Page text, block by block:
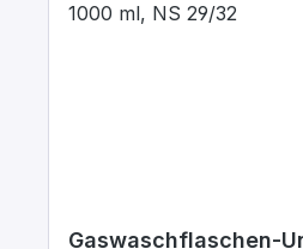
Gaswaschflaschen-